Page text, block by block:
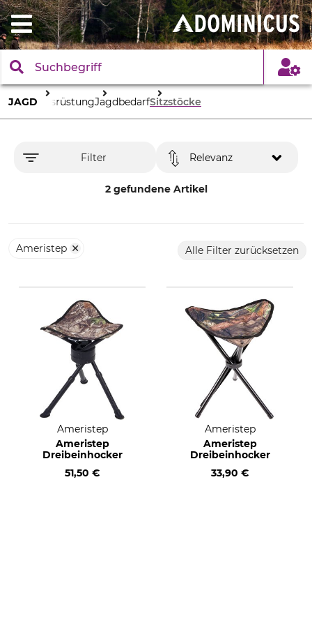
JAGD AusrüstungJagdbedarfSitzstöcke
Filter
2 gefundene Artikel
Relevanz
Ameristep Alle Filter zurücksetzen
Ameristep
Ameristep
Dreibeinhocker
51,50 €
Ameristep
Ameristep
Dreibeinhocker
33,90 €